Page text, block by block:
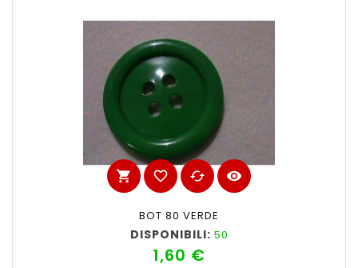
shopping_cart favorite_border cached visibility
BOT 80 VERDE
DISPONIBILI: 50
1,60 €